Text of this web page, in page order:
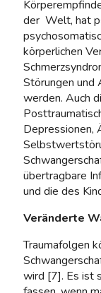
der Welt, hat
körperlichen
Störungen
werden. Auch
Depressionen,
übertragbare
und die des
Veränderte
Traumafolgen
wird [7]. Es ist